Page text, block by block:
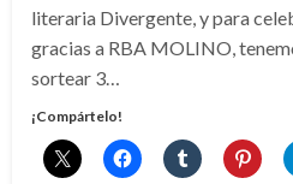
literaria Divergente, y para
gracias a RBA MOLINO,
sortear 3…
¡Compártelo!